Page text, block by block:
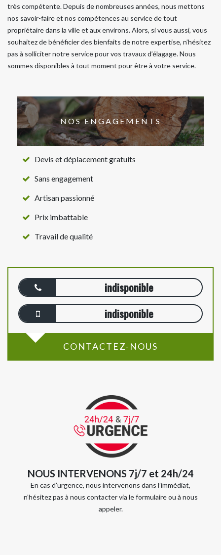
très compétente. Depuis de nombreuses années, nous mettons
nos savoir-faire et nos compétences au service de tout
propriétaire dans la ville et aux environs. Alors, si vous aussi, vous
souhaitez de bénéficier des bienfaits de notre expertise, n’hésitez
pas à solliciter notre service pour vos travaux d’élagage. Nous
sommes disponibles à tout moment pour être à votre service.
NOS ENGAGEMENTS
Devis et déplacement gratuits
Sans engagement
Artisan passionné
Prix imbattable
Travail de qualité
indisponible
indisponible
CONTACTEZ-NOUS
NOUS INTERVENONS 7j/7 et 24h/24
En cas d’urgence, nous intervenons dans l’immédiat,
n’hésitez pas à nous contacter via le formulaire ou à nous
appeler.